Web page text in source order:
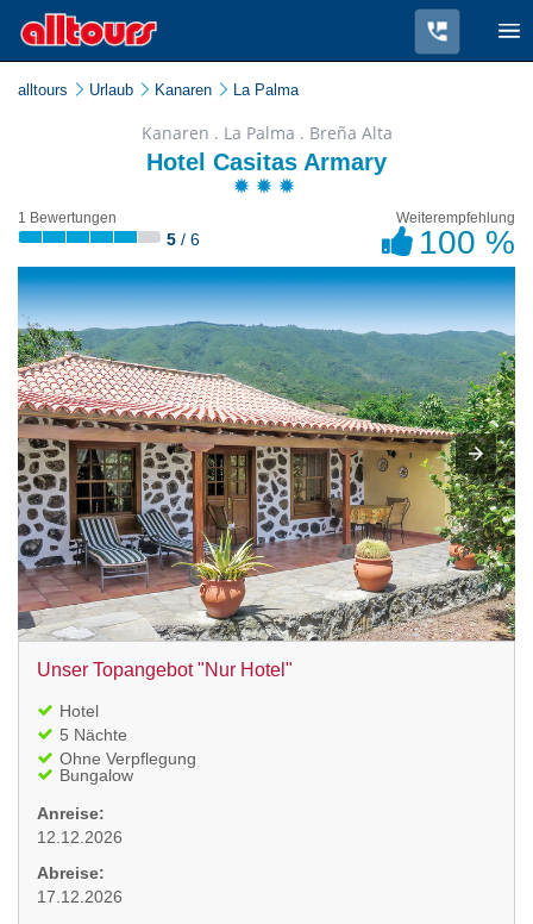
alltours Urlaub Kanaren La Palma
Kanaren . La Palma . Breña Alta
Hotel Casitas Armary
1 Bewertungen
5 / 6
Weiterempfehlung
100 %
Unser Topangebot "Nur Hotel"
Hotel
5 Nächte
Ohne Verpflegung
Bungalow
Anreise:
12.12.2026
Abreise:
17.12.2026